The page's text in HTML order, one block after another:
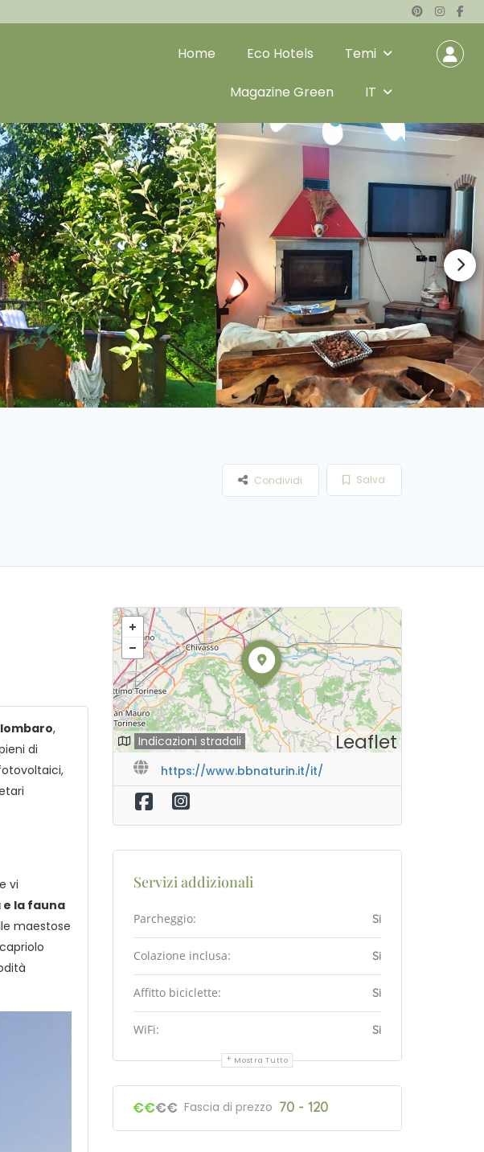
Home Eco Hotels Temi
Magazine Green IT
Salva
Condividi
,
di
vi
la fauna
maestose
Leaflet
Indicazioni stradali
https://www.bbnaturin.it/it/
Servizi addizionali
Parcheggio: Si
Colazione inclusa: Si
Affitto biciclette: Si
WiFi: Si
Mostra Tutto
€€€€ Fascia di prezzo 70 - 120